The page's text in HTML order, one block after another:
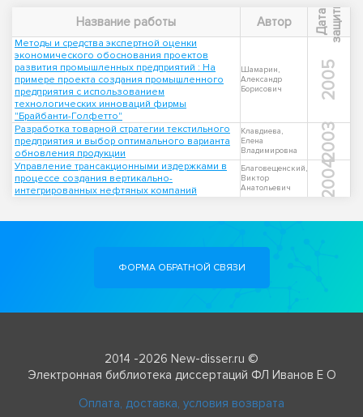
Название работы Автор Д
а
т
а
з
а
щ
и
т ы
Методы и средства экспертной оценки
экономического обоснования проектов
развития промышленных предприятий : На
примере проекта создания промышленного
предприятия с использованием
технологических инноваций фирмы
"Брайбанти-Голфетто"
Шамарин,
Александр
Борисович
2005
Разработка товарной стратегии текстильного
предприятия и выбор оптимального варианта
обновления продукции
Клавдиева,
Елена
Владимировна
2003
Управление трансакционными издержками в
процессе создания вертикально-
интегрированных нефтяных компаний
Благовещенский,
Виктор
Анатольевич
2004
ФОРМА ОБРАТНОЙ СВЯЗИ
2014 -2026 New-disser.ru ©
Электронная библиотека диссертаций ФЛ Иванов Е О
Оплата, доставка, условия возврата